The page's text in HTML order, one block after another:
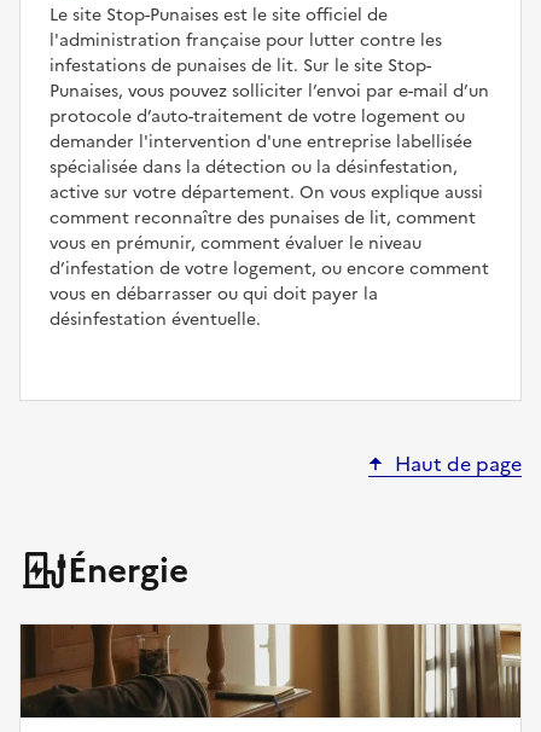
Le site Stop-Punaises est le site officiel de
l'administration française pour lutter contre les
infestations de punaises de lit. Sur le site Stop-
Punaises, vous pouvez solliciter l’envoi par e-mail d’un
protocole d’auto-traitement de votre logement ou
demander l'intervention d'une entreprise labellisée
spécialisée dans la détection ou la désinfestation,
active sur votre département. On vous explique aussi
comment reconnaître des punaises de lit, comment
vous en prémunir, comment évaluer le niveau
d’infestation de votre logement, ou encore comment
vous en débarrasser ou qui doit payer la
désinfestation éventuelle.
Haut de page
Énergie